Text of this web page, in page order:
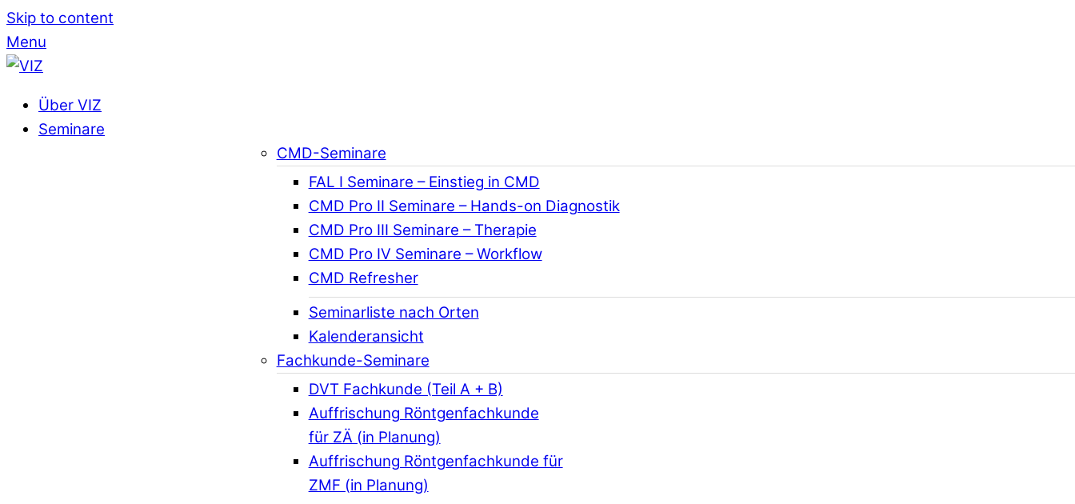
Skip to content
Menu
Über VIZ
Seminare
CMD-Seminare
FAL I Seminare – Einstieg in CMD
CMD Pro II Seminare – Hands-on Diagnostik
CMD Pro III Seminare – Therapie
CMD Pro IV Seminare – Workflow
CMD Refresher
Seminarliste nach Orten
Kalenderansicht
Fachkunde-Seminare
DVT Fachkunde (Teil A + B)
Auffrischung Röntgenfachkunde
für ZÄ (in Planung)
Auffrischung Röntgenfachkunde für
ZMF (in Planung)